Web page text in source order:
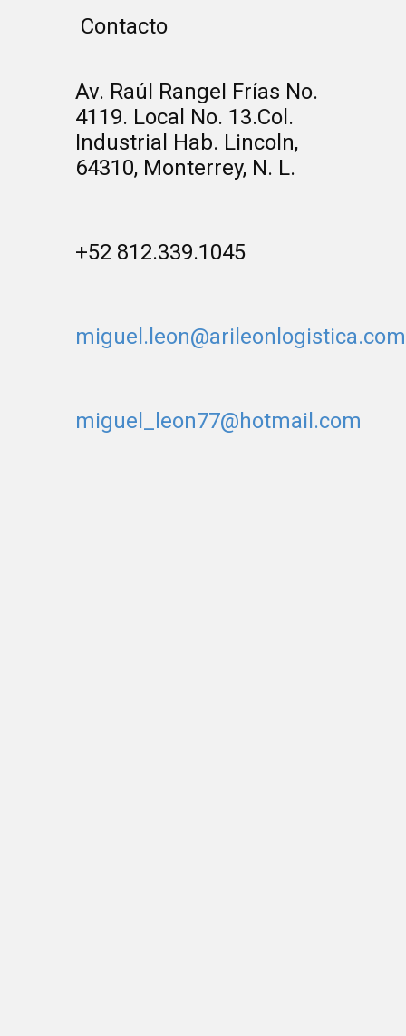
Contacto
Av. Raúl Rangel Frías No.
4119. Local No. 13.Col.
Industrial Hab. Lincoln,
64310, Monterrey, N. L.
+52 812.339.1045
miguel.leon@arileonlogistica.com
miguel_leon77@hotmail.com